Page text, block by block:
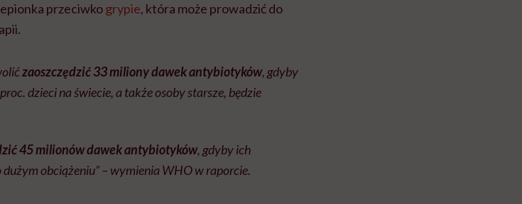
przeciwkogrypie, która może prowadzić do
zaoszczędzić 33 miliony dawek antybiotyków, gdyby
dzieci na świecie, a także osoby starsze, będzie
45 milionów dawek antybiotyków, gdyby ich
obciążeniu” – wymienia WHO w raporcie.